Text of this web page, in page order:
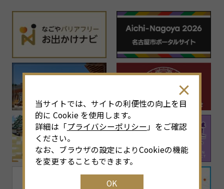
当サイトでは、サイトの利便性の向上を目
的に Cookie を使用します。
詳細は「プライバシーポリシー 」をご確認
ください。
なお、ブラウザの設定によりCookieの機能
を変更することもできます。
OK